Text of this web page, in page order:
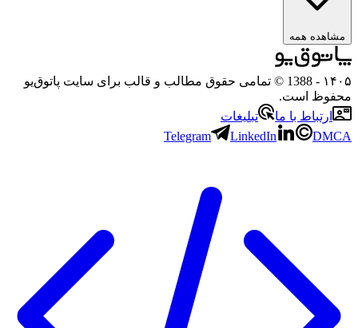
همه
- 1388 © تمامی حقوق مطالب و قالب برای سایت پاتوق‌یو
است.
با ما
تبلیغات
Telegram
LinkedIn